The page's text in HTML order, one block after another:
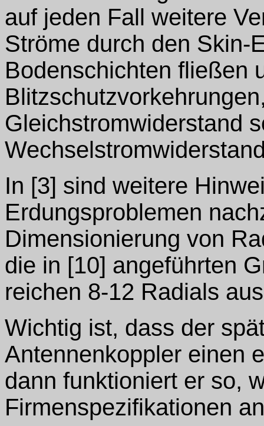
auf jeden Fall weitere
Ströme durch den Skin-
Bodenschichten fließen
Gleichstromwiderstand
In [3] sind weitere
Erdungsproblemen
Dimensionierung von
die in [10] angeführten
reichen 8-12 Radials
Wichtig ist, dass der
Antennenkoppler einen
dann funktioniert er so,
Firmenspezifikationen